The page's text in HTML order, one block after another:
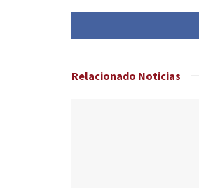
Relacionado Noticias